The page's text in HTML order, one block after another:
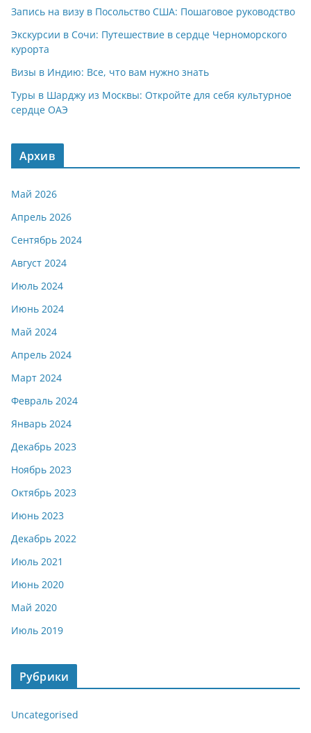
Запись на визу в Посольство США: Пошаговое руководство
Экскурсии в Сочи: Путешествие в сердце Черноморского
курорта
Визы в Индию: Все, что вам нужно знать
Туры в Шарджу из Москвы: Откройте для себя культурное
сердце ОАЭ
Архив
Май 2026
Апрель 2026
Сентябрь 2024
Август 2024
Июль 2024
Июнь 2024
Май 2024
Апрель 2024
Март 2024
Февраль 2024
Январь 2024
Декабрь 2023
Ноябрь 2023
Октябрь 2023
Июнь 2023
Декабрь 2022
Июль 2021
Июнь 2020
Май 2020
Июль 2019
Рубрики
Uncategorised